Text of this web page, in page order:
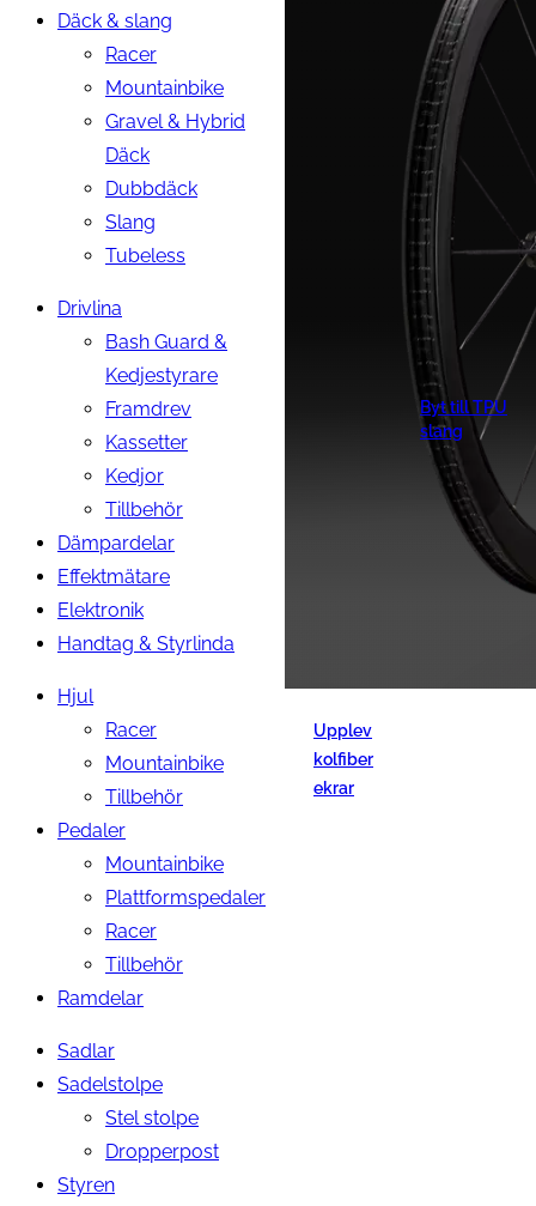
Däck & slang
Racer
Mountainbike
Gravel & Hybrid
Däck
Dubbdäck
Slang
Tubeless
Drivlina
Bash Guard &
Kedjestyrare
Framdrev
Kassetter
Kedjor
Tillbehör
Dämpardelar
Effektmätare
Elektronik
Handtag & Styrlinda
Hjul
Racer
Mountainbike
Tillbehör
Pedaler
Mountainbike
Plattformspedaler
Racer
Tillbehör
Ramdelar
Sadlar
Sadelstolpe
Stel stolpe
Dropperpost
Styren
Upplev
kolfiber
ekrar
Byt till TPU
slang